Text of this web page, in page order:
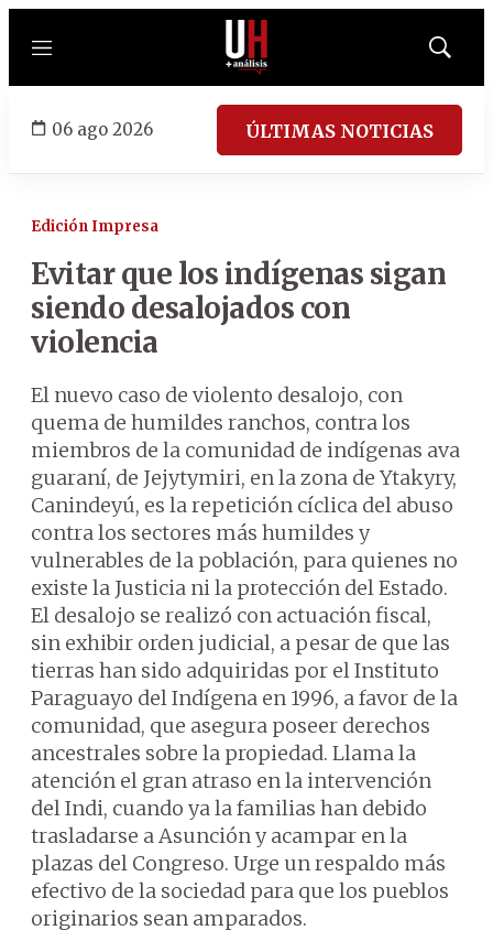
Menú
Mostrar
06 ago 2026 ÚLTIMAS NOTICIAS
Edición Impresa
Evitar que los indígenas sigan
siendo desalojados con
violencia
El nuevo caso de violento desalojo, con
quema de humildes ranchos, contra los
miembros de la comunidad de indígenas ava
guaraní, de Jejytymiri, en la zona de Ytakyry,
Canindeyú, es la repetición cíclica del abuso
contra los sectores más humildes y
vulnerables de la población, para quienes no
existe la Justicia ni la protección del Estado.
El desalojo se realizó con actuación fiscal,
sin exhibir orden judicial, a pesar de que las
tierras han sido adquiridas por el Instituto
Paraguayo del Indígena en 1996, a favor de la
comunidad, que asegura poseer derechos
ancestrales sobre la propiedad. Llama la
atención el gran atraso en la intervención
del Indi, cuando ya la familias han debido
trasladarse a Asunción y acampar en la
plazas del Congreso. Urge un respaldo más
efectivo de la sociedad para que los pueblos
originarios sean amparados.